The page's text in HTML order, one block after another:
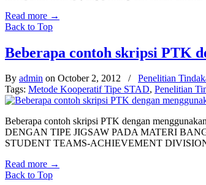
Read more →
Back to Top
Beberapa contoh skripsi PTK
By admin on October 2, 2012 / Penelitian
Tags: Metode Kooperatif Tipe STAD, Penelitian
Beberapa contoh skripsi PTK dengan
DENGAN TIPE JIGSAW PADA MATERI
STUDENT TEAMS-ACHIEVEMENT
Read more →
Back to Top